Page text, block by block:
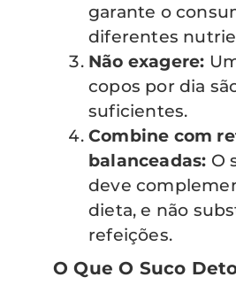
garante o
diferentes
Não exagere:
copos por dia
suficientes.
Combine com
balanceadas: O
deve
dieta, e não
refeições.
O Que O Suco